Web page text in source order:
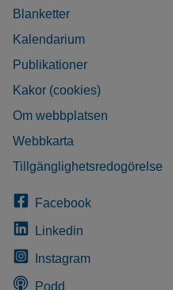
Blanketter
Kalendarium
Publikationer
Kakor (cookies)
Om webbplatsen
Webbkarta
Tillgänglighetsredogörelse
Facebook
Linkedin
Instagram
Podd